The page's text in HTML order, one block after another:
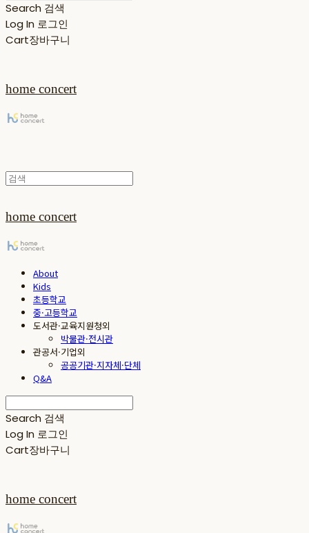
Search 검색
Log In 로그인
Cart장바구니
home concert
home concert
About
Kids
초등학교
중·고등학교
도서관·교육지원청외
박물관·전시관
관공서·기업외
공공기관·지자체·단체
Q&A
Search 검색
Log In 로그인
Cart장바구니
home concert